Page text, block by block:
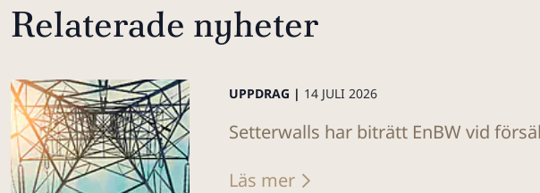
Relaterade nyheter
UPPDRAG | 14 JULI 2026
Setterwalls har biträtt EnBW vid
Läs mer